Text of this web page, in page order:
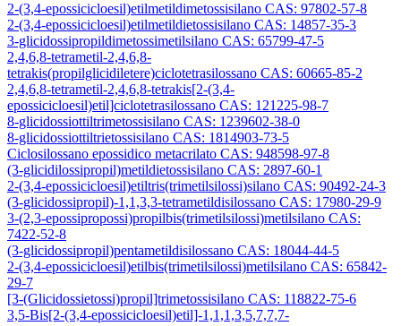
2-(3,4-epossicicloesil)etilmetildimetossisilano CAS: 97802-57-8
2-(3,4-epossicicloesil)etilmetildietossisilano CAS: 14857-35-3
3-glicidossipropildimetossimetilsilano CAS: 65799-47-5
2,4,6,8-tetrametil-2,4,6,8-
tetrakis(propilglicidiletere)ciclotetrasilossano CAS: 60665-85-2
2,4,6,8-tetrametil-2,4,6,8-tetrakis[2-(3,4-
epossicicloesil)etil]ciclotetrasilossano CAS: 121225-98-7
8-glicidossiottiltrimetossisilano CAS: 1239602-38-0
8-glicidossiottiltrietossisilano CAS: 1814903-73-5
Ciclosilossano epossidico metacrilato CAS: 948598-97-8
(3-glicidilossipropil)metildietossisilano CAS: 2897-60-1
2-(3,4-epossicicloesil)etiltris(trimetilsilossi)silano CAS: 90492-24-3
(3-glicidossipropil)-1,1,3,3-tetrametildisilossano CAS: 17980-29-9
3-(2,3-epossipropossi)propilbis(trimetilsilossi)metilsilano CAS:
7422-52-8
(3-glicidossipropil)pentametildisilossano CAS: 18044-44-5
2-(3,4-epossicicloesil)etilbis(trimetilsilossi)metilsilano CAS: 65842-
29-7
[3-(Glicidossietossi)propil]trimetossisilano CAS: 118822-75-6
3,5-Bis[2-(3,4-epossicicloesil)etil]-1,1,1,3,5,7,7,7-